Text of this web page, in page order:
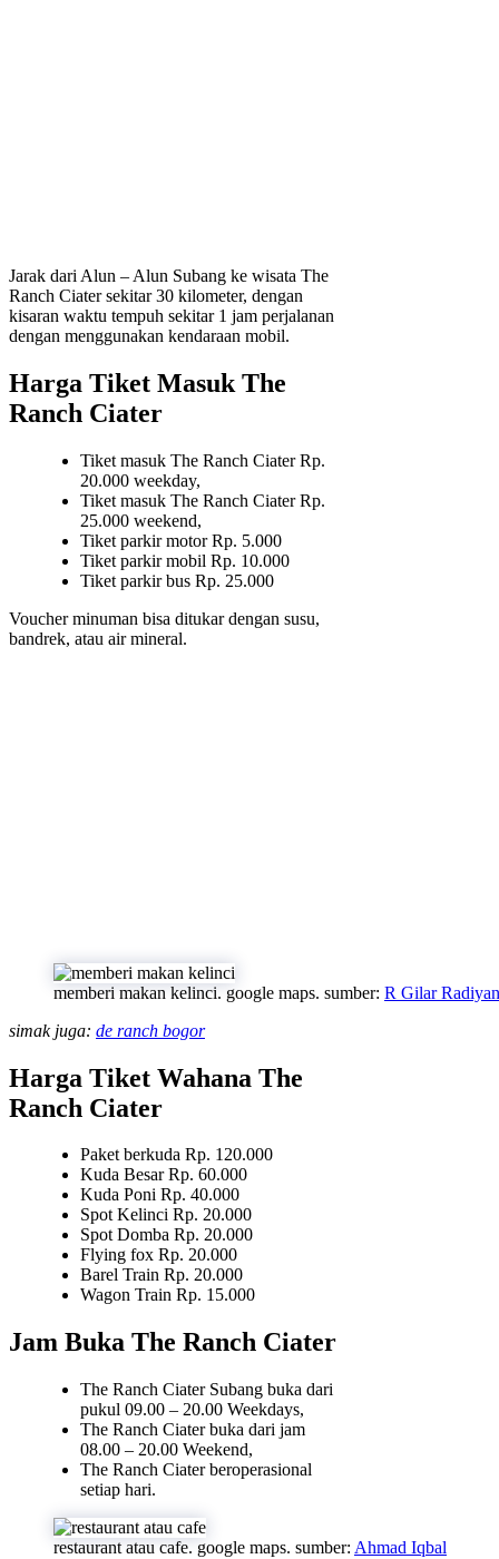
Jarak dari Alun – Alun Subang ke wisata The
Ranch Ciater sekitar 30 kilometer, dengan
kisaran waktu tempuh sekitar 1 jam perjalanan
dengan menggunakan kendaraan mobil.
Harga Tiket Masuk The
Ranch Ciater
Tiket masuk The Ranch Ciater Rp.
20.000 weekday,
Tiket masuk The Ranch Ciater Rp.
25.000 weekend,
Tiket parkir motor Rp. 5.000
Tiket parkir mobil Rp. 10.000
Tiket parkir bus Rp. 25.000
Voucher minuman bisa ditukar dengan susu,
bandrek, atau air mineral.
memberi makan kelinci. google maps. sumber: R Gilar
simak juga: de ranch bogor
Harga Tiket Wahana The
Ranch Ciater
Paket berkuda Rp. 120.000
Kuda Besar Rp. 60.000
Kuda Poni Rp. 40.000
Spot Kelinci Rp. 20.000
Spot Domba Rp. 20.000
Flying fox Rp. 20.000
Barel Train Rp. 20.000
Wagon Train Rp. 15.000
Jam Buka The Ranch Ciater
The Ranch Ciater Subang buka dari
pukul 09.00 – 20.00 Weekdays,
The Ranch Ciater buka dari jam
08.00 – 20.00 Weekend,
The Ranch Ciater beroperasional
setiap hari.
restaurant atau cafe. google maps. sumber: Ahmad Iqbal